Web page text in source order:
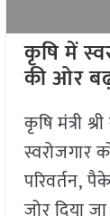
कृषि में
की ओर
कृषि मंत्री
स्वरोजगार
परिवर्तन,